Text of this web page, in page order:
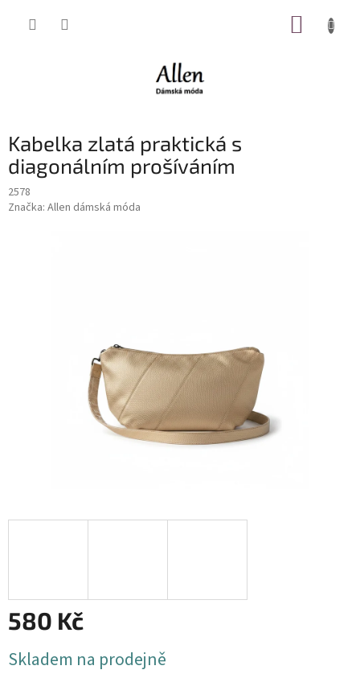
Kabelka zlatá praktická s
diagonálním prošíváním
2578
Značka: Allen dámská móda
580 Kč
cena:
Skladem na prodejně